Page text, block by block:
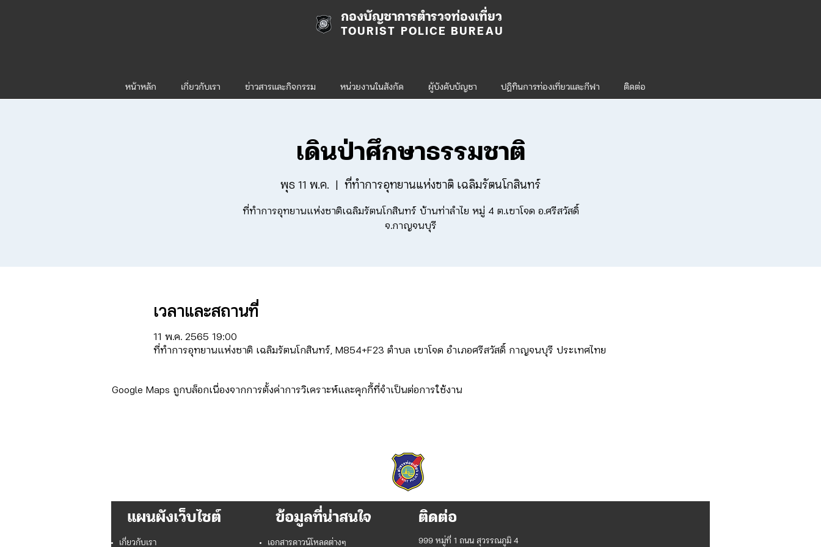
กองบัญชาการตำรวจท่องเที่ยว
TOURIST POLICE BUREAU
หน้าหลัก เกี่ยวกับเรา ข่าวสารและกิจกรรม หน่วยงานในสังกัด ผู้บังคับบัญชา ปฎิทินการท่องเที่ยวและกีฬา ติดต่อ
เดินป่าศึกษาธรรมชาติ
พุธ 11 พ.ค. ที่ทำการอุทยานแห่งชาติ เฉลิมรัตนโกสินทร์
ที่ทำการอุทยานแห่งชาติเฉลิมรัตนโกสินทร์ บ้านท่าลำไย หมู่ 4 ต.เขาโจด อ.ศรีสวัสดิ์
จ.กาญจนบุรี
เวลาและสถานที่
11 พ.ค. 2565 19:00
ที่ทำการอุทยานแห่งชาติ เฉลิมรัตนโกสินทร์, M854+F23 ตำบล เขาโจด อำเภอศรีสวัสดิ์ กาญจนบุรี ประเทศไทย
Google Maps ถูกบล็อกเนื่องจากการตั้งค่าการวิเคราะห์และคุกกี้ที่จำเป็นต่อการใช้งาน
แผนผังเว็บไซต์
เกี่ยวกับเรา
ข้อมูลที่น่าสนใจ
เอกสารดาวน์โหลดต่างๆ
ติดต่อ
999 หมู่ที่ 1 ถนน สุวรรณภูมิ 4